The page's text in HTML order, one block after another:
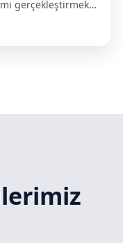
gerçekleştirmek
Genel
adına belirli